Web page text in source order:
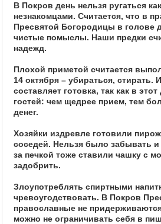
В Покров день нельзя ругаться
незнакомцами. Считается, что в
Пресвятой Богородицы в голове
чистые помыслы. Наши предки
надежд.
Плохой приметой считается
14 октября – убираться, стирать.
составляет готовка, так как в
гостей: чем щедрее прием, тем
денег.
Хозяйки издревле готовили
соседей. Нельзя было забывать
за печкой тоже ставили чашку с
задобрить.
Злоупотреблять спиртными
чревоугодствовать. В Покров
православные не
можно не ограничивать себя в